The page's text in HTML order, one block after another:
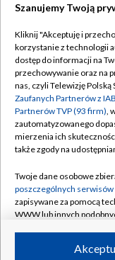
Szanujemy Twoją
Kliknij "Akceptuję i
korzystanie z technologii
dostęp do informacji na
przechowywanie oraz na
nas, czyli Telewizję Polską
Zaufanych Partnerów z
Partnerów TVP (93 firm),
zautomatyzowanego
mierzenia ich
także zgody na
Twoje dane osobowe
poszczególnych serwisów
zapisywane za pomocą
WWW lub innych
ruchu w Internecie.